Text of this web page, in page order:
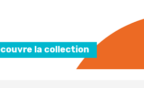
Je découvre